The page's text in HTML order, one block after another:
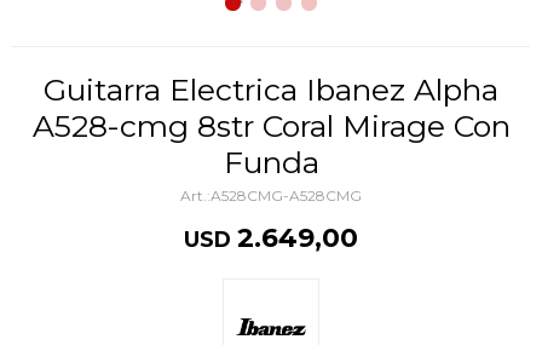
Guitarra Electrica Ibanez Alpha
A528-cmg 8str Coral Mirage Con
Funda
A528CMG-A528CMG
USD 2.649,00